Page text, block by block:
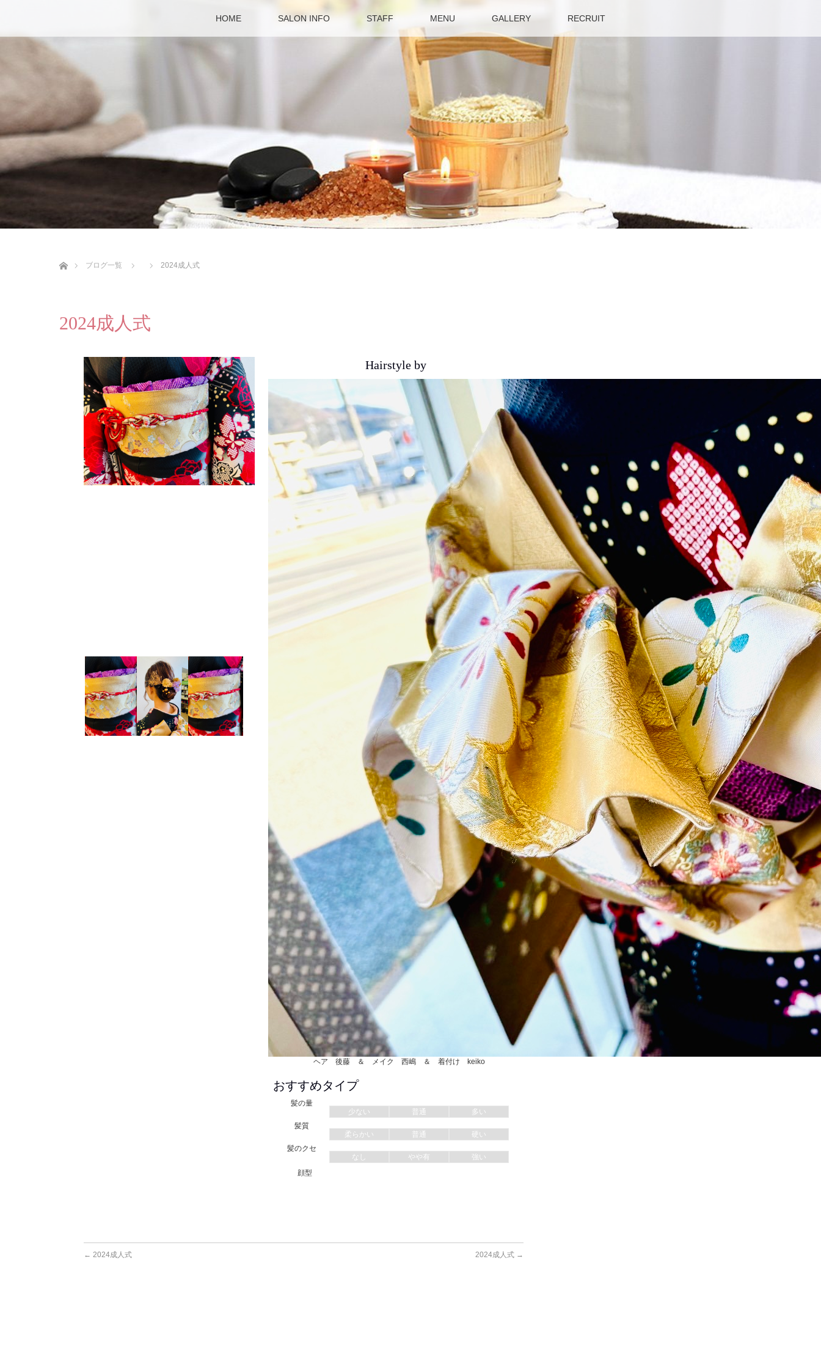
HOME SALON INFO STAFF MENU GALLERY RECRUIT
ブログ一覧
2024成人式
2024成人式
Hairstyle by
ヘア 後藤 ＆ メイク 西嶋 ＆ 着付け keiko
おすすめタイプ
髪の量
少ない
普通
多い
髪質
柔らかい
普通
硬い
髪のクセ
なし
やや有
強い
顔型
← 2024成人式 2024成人式 →